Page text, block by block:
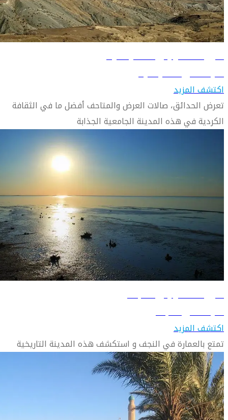
دليل السفر إلى السليمانية
تعرّف على السليمانية
اكتشف المزيد
تعرض الحدائق، صالات العرض والمتاحف أفضل ما في الثقافة
الكردية في هذه المدينة الجامعية الجذابة
دليل السفر إلى النجف
تعرّف على النجف
اكتشف المزيد
تمتع بالعمارة في النجف و استكشف هذه المدينة التاريخية